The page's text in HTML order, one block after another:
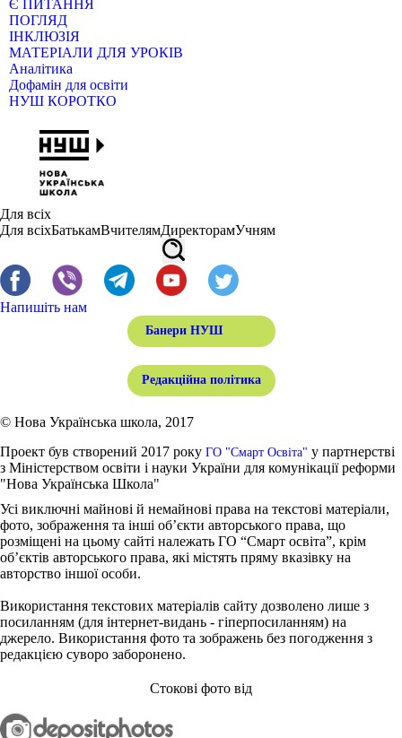
Є ПИТАННЯ
ПОГЛЯД
ІНКЛЮЗІЯ
МАТЕРІАЛИ ДЛЯ УРОКІВ
Аналітика
Дофамін для освіти
НУШ КОРОТКО
Для всіх
Для всіхБатькамВчителямДиректорамУчням
Напишіть нам
Банери НУШ
Редакційна політика
© Нова Українська школа, 2017
Проект був створений 2017 року ГО "Смарт Освіта" у партнерстві
з Міністерством освіти і науки України для комунікації реформи
"Нова Українська Школа"
Усі виключні майнові й немайнові права на текстові матеріали,
фото, зображення та інші об’єкти авторського права, що
розміщені на цьому сайті належать ГО “Смарт освіта”, крім
об’єктів авторського права, які містять пряму вказівку на
авторство іншої особи.
Використання текстових матеріалів сайту дозволено лише з
посиланням (для інтернет-видань - гіперпосиланням) на
джерело. Використання фото та зображень без погодження з
редакцією суворо заборонено.
Стокові фото від